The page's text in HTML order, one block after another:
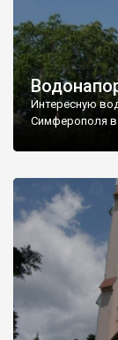
Интересную
Симферополя в